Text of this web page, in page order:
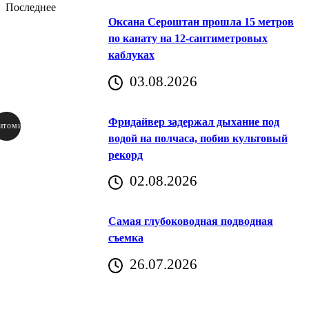
Последнее
Оксана Сероштан прошла 15 метров
по канату на 12-сантиметровых
каблуках
03.08.2026
Фридайвер задержал дыхание под
водой на полчаса, побив культовый
рекорд
02.08.2026
Самая глубоководная подводная
съемка
26.07.2026